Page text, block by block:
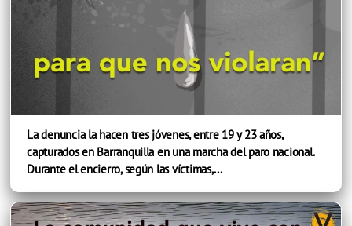
La denuncia la hacen tres jóvenes, entre 19 y 23 años,
capturados en Barranquilla en una marcha del paro nacional.
Durante el encierro, según las víctimas,...